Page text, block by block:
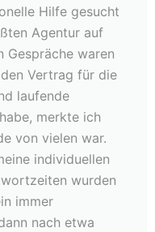
Hilfe gesucht
Agentur auf
Gespräche waren
Vertrag für die
laufende
merkte ich
von vielen war.
individuellen
wurden
immer
nach etwa